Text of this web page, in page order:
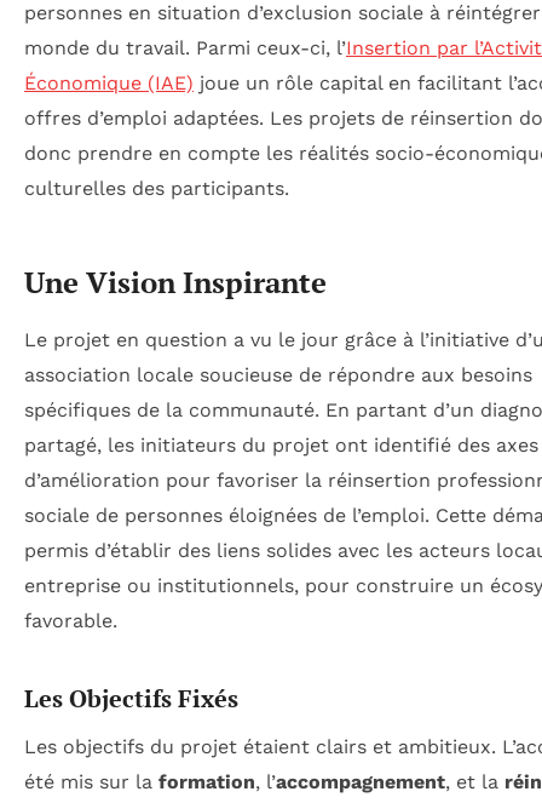
personnes en situation d’exclusion sociale à
monde du travail. Parmi ceux-ci, l’Insertion par
Économique (IAE) joue un rôle capital en facilitant
offres d’emploi adaptées. Les projets de réinsertion
donc prendre en compte les réalités socio-
culturelles des participants.
Une Vision Inspirante
Le projet en question a vu le jour grâce à l’initiative
association locale soucieuse de répondre aux besoins
spécifiques de la communauté. En partant d’un
partagé, les initiateurs du projet ont identifié des axes
d’amélioration pour favoriser la réinsertion
sociale de personnes éloignées de l’emploi. Cette
permis d’établir des liens solides avec les acteurs
entreprise ou institutionnels, pour construire un
favorable.
Les Objectifs Fixés
Les objectifs du projet étaient clairs et ambitieux.
été mis sur la formation, l’accompagnement, et la